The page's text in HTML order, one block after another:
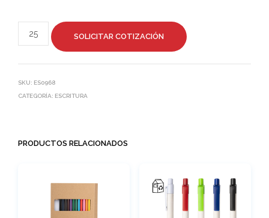
SOLICITAR COTIZACIÓN
SKU: ES0968
CATEGORÍA: ESCRITURA
PRODUCTOS RELACIONADOS